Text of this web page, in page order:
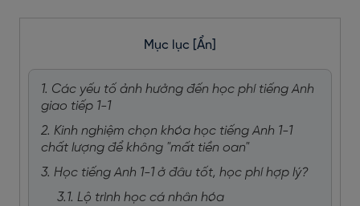
Mục lục [Ẩn]
1. Các yếu tố ảnh hưởng đến học phí tiếng Anh
giao tiếp 1-1
2. Kinh nghiệm chọn khóa học tiếng Anh 1-1
chất lượng để không "mất tiền oan"
3. Học tiếng Anh 1-1 ở đâu tốt, học phí hợp lý?
3.1. Lộ trình học cá nhân hóa